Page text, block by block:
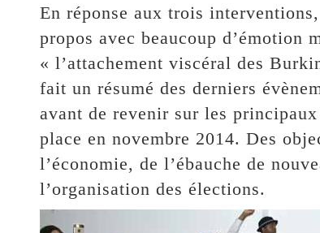
En réponse aux trois
propos avec beaucoup d’émotion
« l’attachement viscéral des
fait un résumé des derniers
avant de revenir sur les
place en novembre 2014. Des
l’économie, de l’ébauche de
l’organisation des élections.